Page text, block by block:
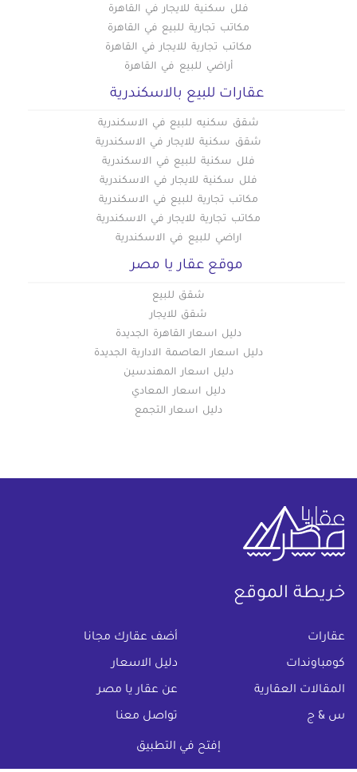
إفتح في التطبيق
فلل سكنية للايجار في القاهرة
مكاتب تجارية للبيع في القاهرة
مكاتب تجارية للايجار في القاهرة
أراضي للبيع في القاهرة
عقارات للبيع بالاسكندرية
شقق سكنيه للبيع في الاسكندرية
شقق سكنية للايجار في الاسكندرية
فلل سكنية للبيع في الاسكندرية
فلل سكنية للايجار في الاسكندرية
مكاتب تجارية للبيع في الاسكندرية
مكاتب تجارية للايجار في الاسكندرية
اراضي للبيع في الاسكندرية
موقع عقار يا مصر
شقق للبيع
شقق للايجار
دليل اسعار القاهرة الجديدة
دليل اسعار العاصمة الادارية الجديدة
دليل اسعار المهندسين
دليل اسعار المعادي
دليل اسعار التجمع
خريطة الموقع
عقارات أضف عقارك مجانا
كومباوندات دليل الاسعار
المقالات العقارية عن عقار يا مصر
س & ج تواصل معنا